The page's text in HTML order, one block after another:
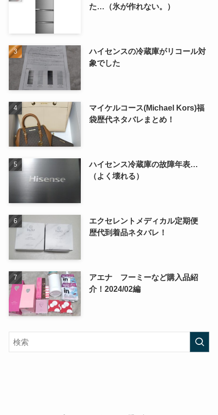
た…（氷が作れない。）
ハイセンスの冷蔵庫がリコール対
象でした
マイケルコース(Michael Kors)福
袋歴代ネタバレまとめ！
ハイセンス冷蔵庫の故障年表…
（よく壊れる）
エクセレントメディカル定期便
歴代到着品ネタバレ！
アエナ フーミーなど購入品紹
介！2024/02編